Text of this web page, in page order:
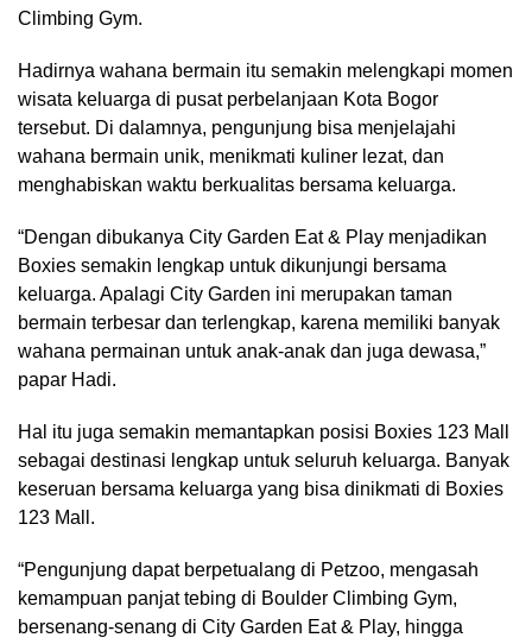
Climbing Gym.
Hadirnya wahana bermain itu semakin melengkapi momen
wisata keluarga di pusat perbelanjaan Kota Bogor
tersebut. Di dalamnya, pengunjung bisa menjelajahi
wahana bermain unik, menikmati kuliner lezat, dan
menghabiskan waktu berkualitas bersama keluarga.
“Dengan dibukanya City Garden Eat & Play menjadikan
Boxies semakin lengkap untuk dikunjungi bersama
keluarga. Apalagi City Garden ini merupakan taman
bermain terbesar dan terlengkap, karena memiliki banyak
wahana permainan untuk anak-anak dan juga dewasa,”
papar Hadi.
Hal itu juga semakin memantapkan posisi Boxies 123 Mall
sebagai destinasi lengkap untuk seluruh keluarga. Banyak
keseruan bersama keluarga yang bisa dinikmati di Boxies
123 Mall.
“Pengunjung dapat berpetualang di Petzoo, mengasah
kemampuan panjat tebing di Boulder Climbing Gym,
bersenang-senang di City Garden Eat & Play, hingga